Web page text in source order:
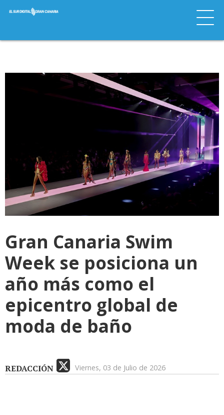
Gran Canaria Swim
Week se posiciona un
año más como el
epicentro global de
moda de baño
REDACCIÓN Viernes, 03 de Julio de 2026